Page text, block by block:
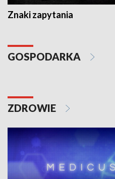
Znaki zapytania
GOSPODARKA
ZDROWIE